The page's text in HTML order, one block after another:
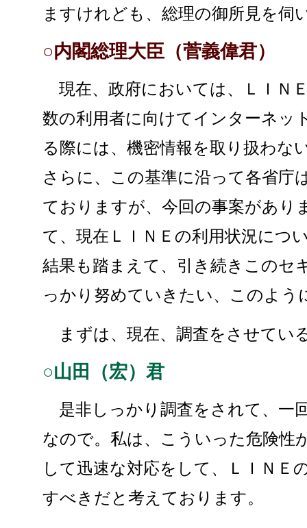
ますけれども、総理の御所見を伺
○内閣総理大臣（菅義偉君）
現在、政府においては、ＬＩＮ
数の利用者に向けてインターネッ
る際には、機密情報を取り扱わな
さらに、この基準に沿って各省庁
ておりますが、今回の事案があり
て、現在ＬＩＮＥの利用状況につ
結果も踏まえて、引き続きこのセ
っかり努めていきたい、このよう
まずは、現在、調査をさせてい
○山田（宏）君
是非しっかり調査をされて、一
なので。私は、こういった危険性
して迅速な対応をして、ＬＩＮＥ
すべきだと考えております。